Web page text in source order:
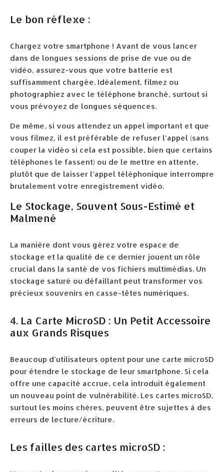
Le bon réflexe :
Chargez votre smartphone ! Avant de vous lancer
dans de longues sessions de prise de vue ou de
vidéo, assurez-vous que votre batterie est
suffisamment chargée. Idéalement, filmez ou
photographiez avec le téléphone branché, surtout si
vous prévoyez de longues séquences.
De même, si vous attendez un appel important et que
vous filmez, il est préférable de refuser l’appel (sans
couper la vidéo si cela est possible, bien que certains
téléphones le fassent) ou de le mettre en attente,
plutôt que de laisser l’appel téléphonique interrompre
brutalement votre enregistrement vidéo.
Le Stockage, Souvent Sous-Estimé et
Malmené
La manière dont vous gérez votre espace de
stockage et la qualité de ce dernier jouent un rôle
crucial dans la santé de vos fichiers multimédias. Un
stockage saturé ou défaillant peut transformer vos
précieux souvenirs en casse-têtes numériques.
4. La Carte MicroSD : Un Petit Accessoire
aux Grands Risques
Beaucoup d’utilisateurs optent pour une carte microSD
pour étendre le stockage de leur smartphone. Si cela
offre une capacité accrue, cela introduit également
un nouveau point de vulnérabilité. Les cartes microSD,
surtout les moins chères, peuvent être sujettes à des
erreurs de lecture/écriture.
Les failles des cartes microSD :